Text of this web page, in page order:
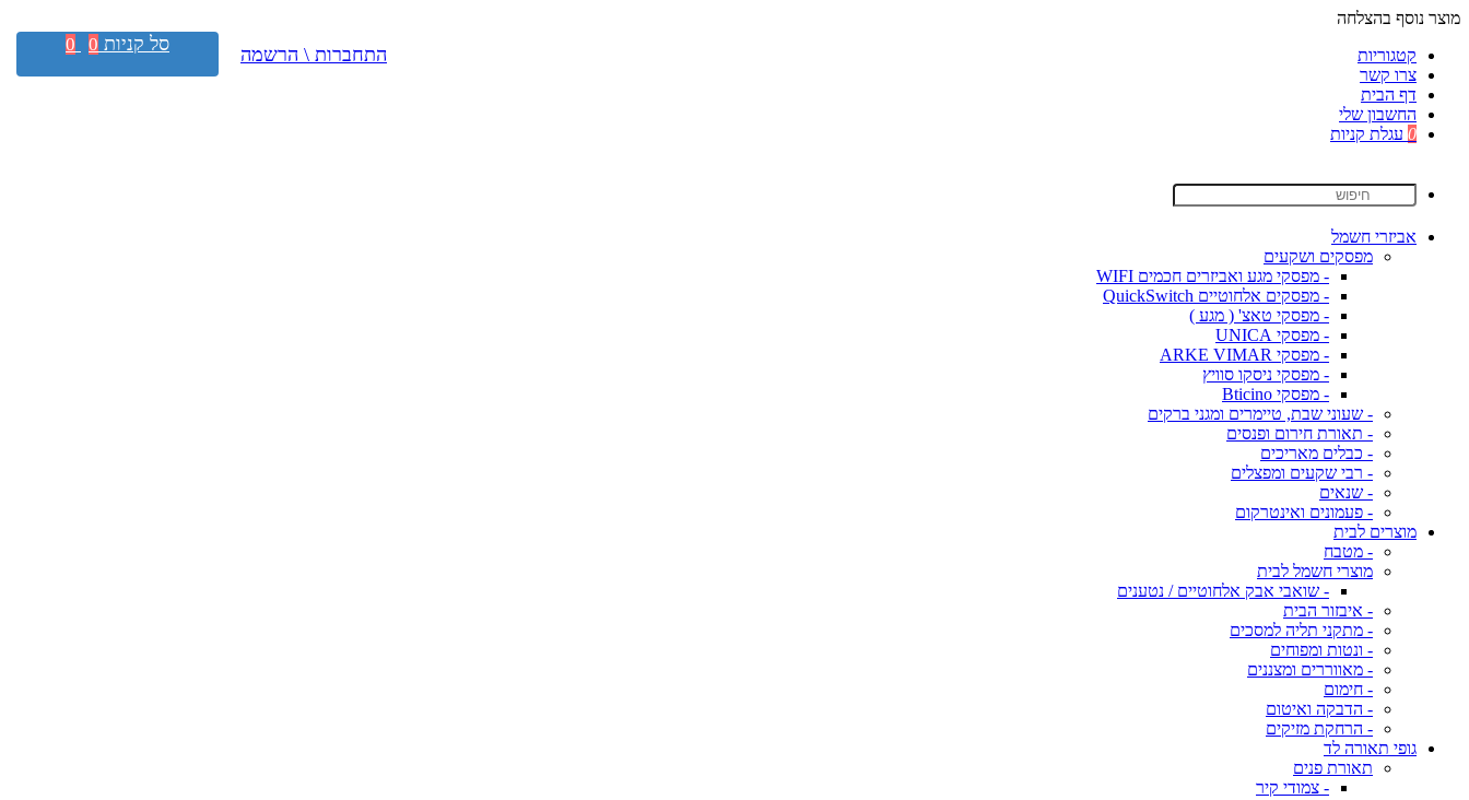
מוצר נוסף בהצלחה
קטגוריות
צרו קשר
דף הבית
החשבון שלי
0 עגלת קניות
אביזרי חשמל
מפסקים ושקעים
- מפסקי מגע ואביזרים חכמים WIFI
- מפסקים אלחוטיים QuickSwitch
- מפסקי טאצ' ( מגע )
- מפסקי UNICA
- מפסקי ARKE VIMAR
- מפסקי ניסקו סוויץ
- מפסקי Bticino
- שעוני שבת, טיימרים ומגני ברקים
- תאורת חירום ופנסים
- כבלים מאריכים
- רבי שקעים ומפצלים
- שנאים
- פעמונים ואינטרקום
מוצרים לבית
- מטבח
מוצרי חשמל לבית
- שואבי אבק אלחוטיים / נטענים
- איבזור הבית
- מתקני תליה למסכים
- ונטות ומפוחים
- מאווררים ומצננים
- חימום
- הדבקה ואיטום
- הרחקת מזיקים
גופי תאורה לד
תאורת פנים
- צמודי קיר
התחברות \ הרשמה סל קניות 0
0